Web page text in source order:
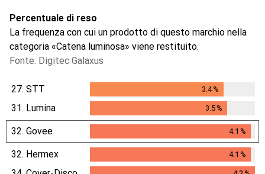
Percentuale di reso
La frequenza con cui un prodotto di questo marchio nella
categoria «Catena luminosa» viene restituito.
Fonte: Digitec Galaxus
27. STT 3.4%
31. Lumina 3.5%
32. Govee 4.1 %
4.1%
32. Hermex 4.1 %
4.1%